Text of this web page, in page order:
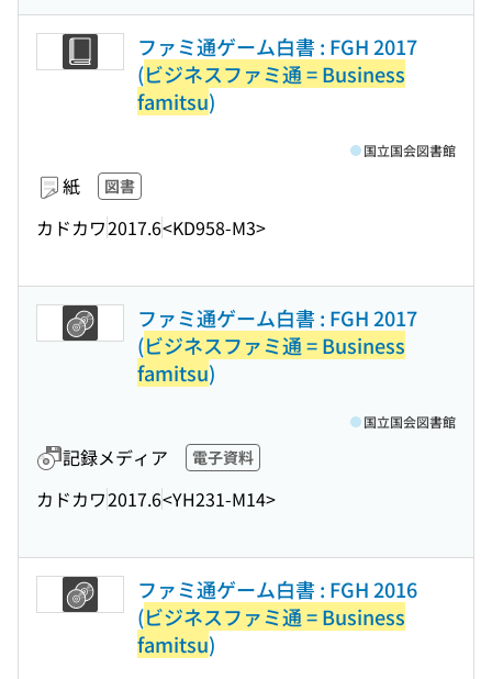
ファミ通ゲーム白書 : FGH 2017
(ビジネスファミ通 = Business
famitsu)
紙 図書
カドカワ2017.6<KD958-M3>
国立国会図書館
ファミ通ゲーム白書 : FGH 2017
(ビジネスファミ通 = Business
famitsu)
記録メディア 電子資料
カドカワ2017.6<YH231-M14>
国立国会図書館
ファミ通ゲーム白書 : FGH 2016
(ビジネスファミ通 = Business
famitsu)